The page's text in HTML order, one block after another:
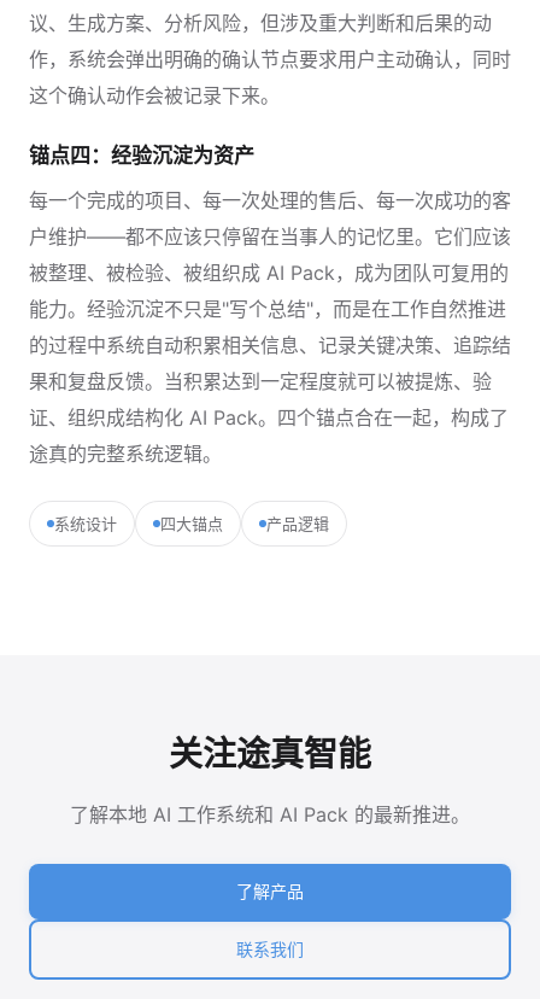
议、生成方案、分析风险，但涉及重大判断和后果的动
作，系统会弹出明确的确认节点要求用户主动确认，同时
这个确认动作会被记录下来。
锚点四：经验沉淀为资产
每一个完成的项目、每一次处理的售后、每一次成功的客
户维护——都不应该只停留在当事人的记忆里。它们应该
被整理、被检验、被组织成 AI Pack，成为团队可复用的
能力。经验沉淀不只是"写个总结"，而是在工作自然推进
的过程中系统自动积累相关信息、记录关键决策、追踪结
果和复盘反馈。当积累达到一定程度就可以被提炼、验
证、组织成结构化 AI Pack。四个锚点合在一起，构成了
途真的完整系统逻辑。
系统设计 四大锚点 产品逻辑
关注途真智能
了解本地 AI 工作系统和 AI Pack 的最新推进。
了解产品
联系我们